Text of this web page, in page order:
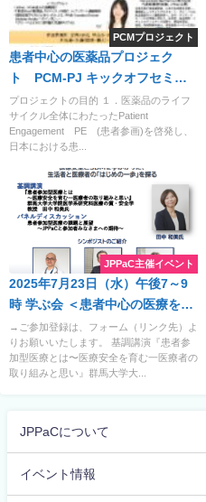
PCMプロジェクト
患者中心の医薬品プロジェク
ト PCM-PJ キックオフセミナ
ー報告書記載しました。ホーム
ぺージ 右下カテゴリー
JPPaCのプロジェクトでご覧で
プロジェクトの目的 １．医薬品のライフ
サイクル全体にわたったPatient
Engagement PE (患者参画)を啓発し、
日本における患...
JPPaC主催イベント
2025年7月23日（水）午後7～9
時 学ぶ会 ＜患者中心の医療を共
に考えるミニ・シンポジウム＞
「患者と医療者が望む患者中心
の医療の先に、患者に期待され
に、生活者と医療者の「はじめ
の一歩」を探る～
→ご参加登録は、フォーム（リンク先）よ
りお願いいたします。 基調講演『患者参
加型医療とは〜医療安全を育む一医療者の
取り組みと思い』群馬大学大...
JPPaCについて
イベント情報